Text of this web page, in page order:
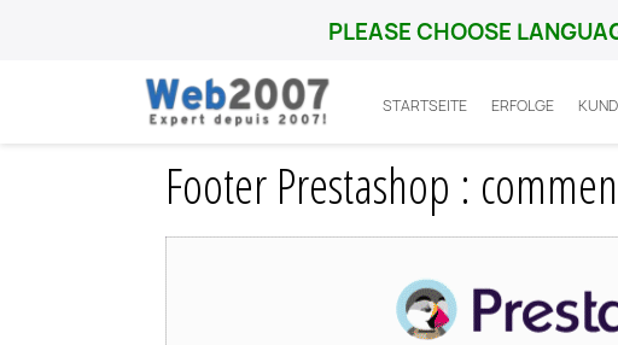
PLEASE CHOOSE
STARTSEITE ERFOLGE
Startseite Prestashop
Footer Prestashop :